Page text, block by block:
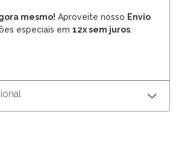
mesmo! Aproveite nosso Envio
especiais em 12x sem juros.